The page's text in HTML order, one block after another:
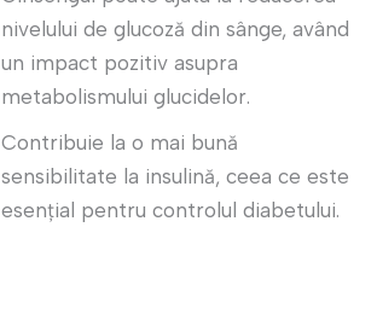
nivelului de glucoză din sânge, având
un impact pozitiv asupra
metabolismului glucidelor.
Contribuie la o mai bună
sensibilitate la insulină, ceea ce este
esențial pentru controlul diabetului.